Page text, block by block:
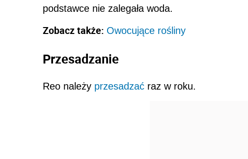
podstawce nie zalegała woda.
Zobacz także: Owocujące rośliny
Przesadzanie
Reo należy przesadzać raz w roku.